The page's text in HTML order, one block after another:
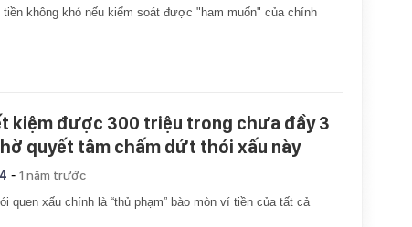
tiền không khó nếu kiểm soát được "ham muốn" của chính
kiệm được 300 triệu trong chưa đầy 3
quyết tâm chấm dứt thói xấu này
- 1 năm trước
quen xấu chính là “thủ phạm” bào mòn ví tiền của tất cả